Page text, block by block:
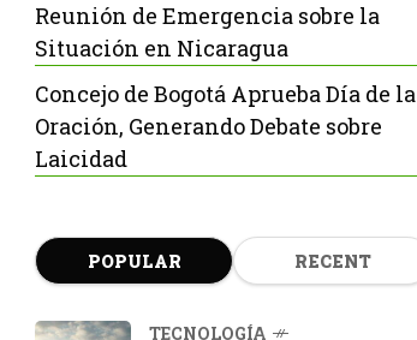
Reunión de Emergencia sobre la
Situación en Nicaragua
Concejo de Bogotá Aprueba Día de la
Oración, Generando Debate sobre
Laicidad
POPULAR RECENT
TECNOLOGÍA